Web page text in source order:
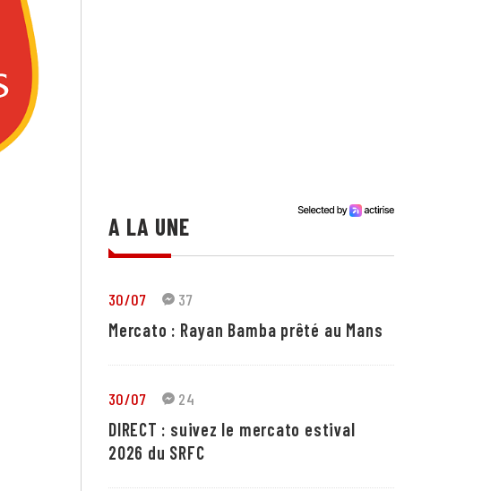
A LA UNE
30/07 37
Mercato : Rayan Bamba prêté au Mans
30/07 24
DIRECT : suivez le mercato estival
2026 du SRFC